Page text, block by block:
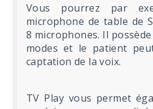
Vous pourrez par
microphone de table de
8 microphones. Il
modes et le patient
captation de la voix.
TV Play vous permet